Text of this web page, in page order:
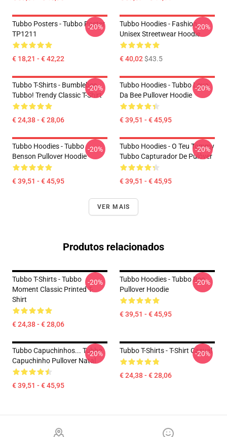
Tubbo Posters - Tubbo Poster
TP1211
€ 18,21 - € 42,22
-20%
Tubbo Hoodies - Fashion
Unisex Streetwear Hoodie
€ 40,02$43.5
-20%
Tubbo T-Shirts - Bumblebee
Tubbo! Trendy Classic T-Shirt
€ 24,38 - € 28,06
-20%
Tubbo Hoodies - Tubbo Lova
Da Bee Pullover Hoodie
€ 39,51 - € 45,95
-20%
Tubbo Hoodies - Tubbo
Benson Pullover Hoodie
€ 39,51 - € 45,95
-20%
Tubbo Hoodies - O Teu Tommy
Tubbo Capturador De Pulôver
€ 39,51 - € 45,95
-20%
VER MAIS
Produtos relacionados
Tubbo T-Shirts - Tubbo
Moment Classic Printed T-
Shirt
€ 24,38 - € 28,06
-20%
Tubbo Hoodies - Tubbo Bee
Pullover Hoodie
€ 39,51 - € 45,95
-20%
Tubbo Capuchinhos... Tubbo
Capuchinho Pullover Natal
€ 39,51 - € 45,95
-20% Tubbo T-Shirts - T-Shirt Casual
€ 24,38 - € 28,06
-20%